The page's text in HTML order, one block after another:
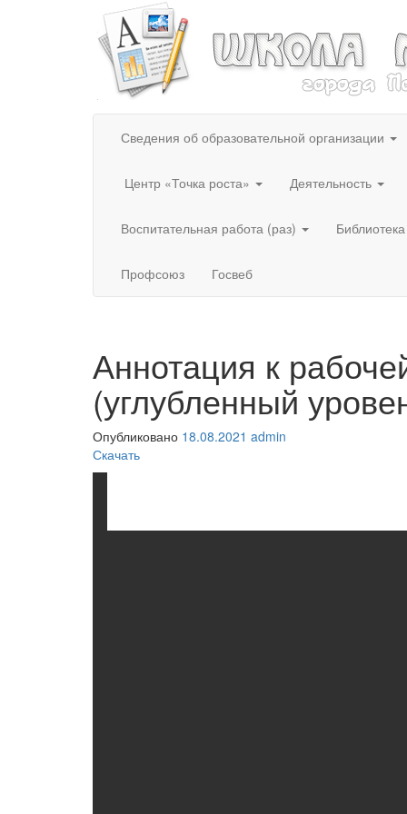
Сведения об образовательной организации
Центр «Точка роста» Деятельность
Воспитательная работа (раз) Библиотека
Профсоюз Госвеб
Аннотация к
(углубленный
Опубликовано 18.08.2021 admin
Скачать